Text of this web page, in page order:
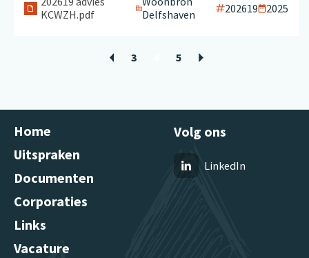
KCWZH.pdf
Delfshaven
202619 2025
3 5
Home
Uitspraken
Documenten
Corporaties
Links
Vacature
Volg ons
LinkedIn